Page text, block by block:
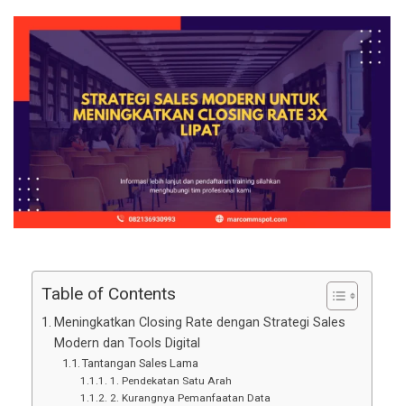
Table of Contents
Meningkatkan Closing Rate dengan Strategi Sales
Modern dan Tools Digital
Tantangan Sales Lama
1. Pendekatan Satu Arah
2. Kurangnya Pemanfaatan Data